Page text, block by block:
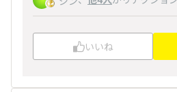
いいね